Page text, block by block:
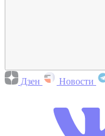
Дзен Новости